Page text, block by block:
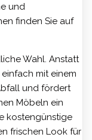
und
finden Sie auf
Wahl. Anstatt
mit einem
und fördert
Möbeln ein
kostengünstige
frischen Look für